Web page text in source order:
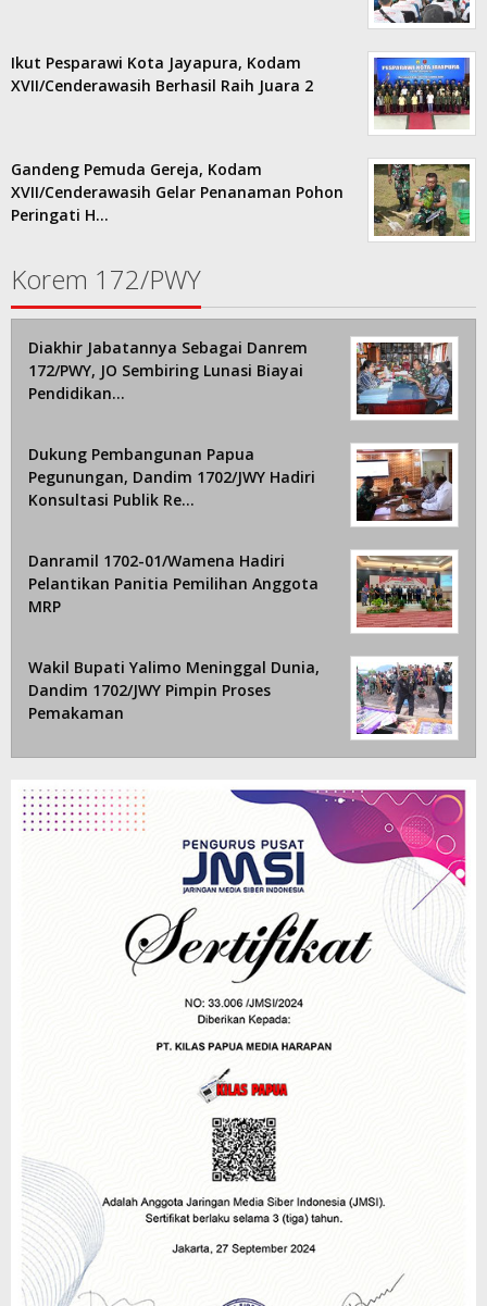
Ikut Pesparawi Kota Jayapura, Kodam
XVII/Cenderawasih Berhasil Raih Juara 2
Gandeng Pemuda Gereja, Kodam
XVII/Cenderawasih Gelar Penanaman Pohon
Peringati H…
Korem 172/PWY
Diakhir Jabatannya Sebagai Danrem
172/PWY, JO Sembiring Lunasi Biayai
Pendidikan…
Dukung Pembangunan Papua
Pegunungan, Dandim 1702/JWY Hadiri
Konsultasi Publik Re…
Danramil 1702-01/Wamena Hadiri
Pelantikan Panitia Pemilihan Anggota
MRP
Wakil Bupati Yalimo Meninggal Dunia,
Dandim 1702/JWY Pimpin Proses
Pemakaman